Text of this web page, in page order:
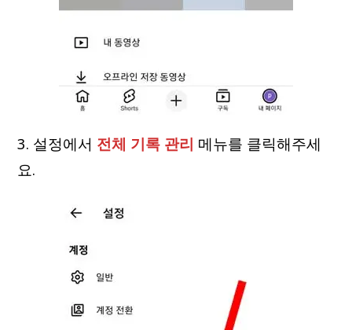
3. 설정에서 전체 기록 관리 메뉴를 클릭해주세
요.